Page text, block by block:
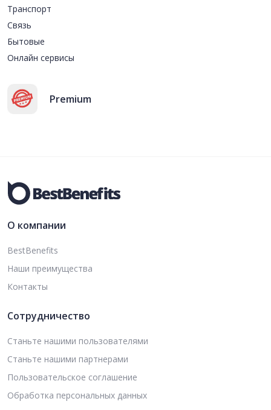
Транспорт
Связь
Бытовые
Онлайн сервисы
Premium
О компании
BestBenefits
Наши преимущества
Контакты
Сотрудничество
Станьте нашими пользователями
Станьте нашими партнерами
Пользовательское соглашение
Обработка персональных данных